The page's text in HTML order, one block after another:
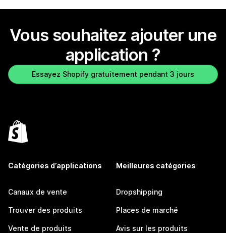
Vous souhaitez ajouter une
application ?
Essayez Shopify gratuitement pendant 3 jours
Catégories d’applications
Canaux de vente
Trouver des produits
Vente de produits
Meilleures catégories
Dropshipping
Places de marché
Avis sur les produits